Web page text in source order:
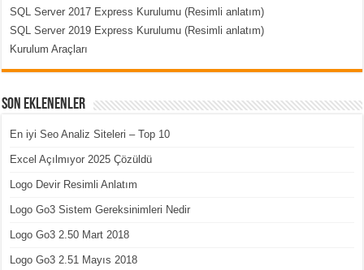
SQL Server 2017 Express Kurulumu (Resimli anlatım)
SQL Server 2019 Express Kurulumu (Resimli anlatım)
Kurulum Araçları
Son Eklenenler
En iyi Seo Analiz Siteleri – Top 10
Excel Açılmıyor 2025 Çözüldü
Logo Devir Resimli Anlatım
Logo Go3 Sistem Gereksinimleri Nedir
Logo Go3 2.50 Mart 2018
Logo Go3 2.51 Mayıs 2018